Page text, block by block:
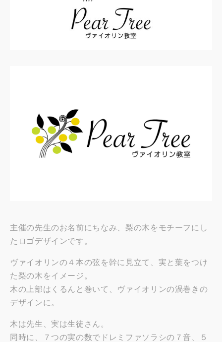
主催の先生のお名前にちなみ、梨の木をモチーフにし
たロゴデザインです。
ヴァイオリンの４本の弦を幹に見立て、実と葉をつけ
た梨の木をイメージ。
木の上部はくるんと巻いて、ヴァイオリンの渦巻きの
デザインに。
木は先生、実は生徒さん。
同時に、７つの実の数でドレミファソラシの７音、５